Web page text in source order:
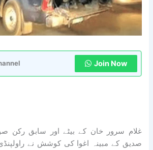
Join Now
غلام سرور خان کے بیٹے اور سابق رکن
صدیق کے مبینہ اغوا کی کوشش نے راولپنڈی